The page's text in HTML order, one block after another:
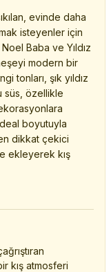
evinde daha
isteyenler için
Baba ve Yıldız
modern bir
tonları, şık yıldız
süs, özellikle
boyutuyla
dikkat çekici
ekleyerek kış
kış atmosferi